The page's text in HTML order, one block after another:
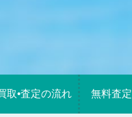
取•査定の流れ 無料査定